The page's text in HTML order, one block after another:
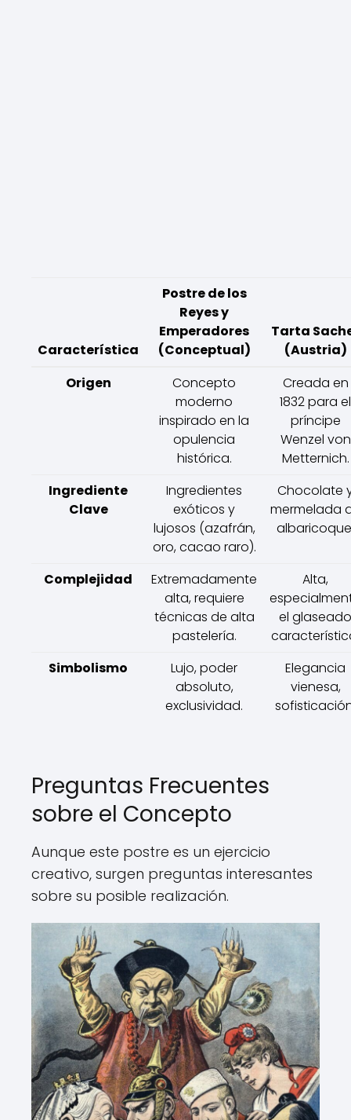
Característica
Postre de los
Reyes y
Emperadores
(Conceptual)
Tarta
(Austria)
Origen
Concepto
moderno
inspirado en la
opulencia
histórica.
Creada en
1832 para el
príncipe
Wenzel von
Metternich.
Ingrediente
Clave
Ingredientes
exóticos y
lujosos (azafrán,
oro, cacao raro).
Chocolate
mermelada
Complejidad
Extremadamente
alta, requiere
técnicas de alta
pastelería.
Alta,
el glaseado
Simbolismo
Lujo, poder
absoluto,
exclusividad.
Elegancia
vienesa,
Preguntas Frecuentes
sobre el Concepto
Aunque este postre es un ejercicio
creativo, surgen preguntas interesantes
sobre su posible realización.